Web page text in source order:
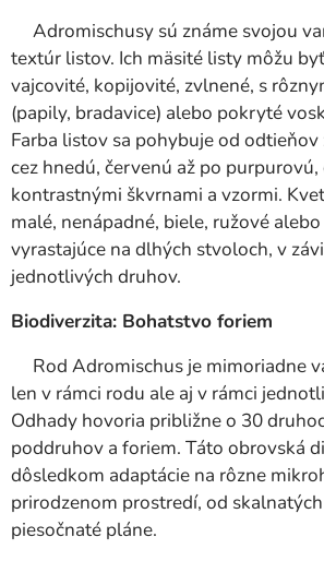
Adromischusy sú známe svojou
textúr listov. Ich mäsité listy môžu
vajcovité, kopijovité, zvlnené, s
(papily, bradavice) alebo pokryté
Farba listov sa pohybuje od odtieňov
cez hnedú, červenú až po purpurovú,
kontrastnými škvrnami a vzormi.
malé, nenápadné, biele, ružové
vyrastajúce na dlhých stvoloch, v
jednotlivých druhov.
Biodiverzita: Bohatstvo foriem
Rod Adromischus je mimoriadne
len v rámci rodu ale aj v rámci
Odhady hovoria približne o 30
poddruhov a foriem. Táto obrovská
dôsledkom adaptácie na rôzne
prirodzenom prostredí, od
piesočnaté pláne.